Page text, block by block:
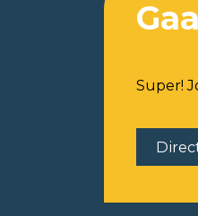
Super!